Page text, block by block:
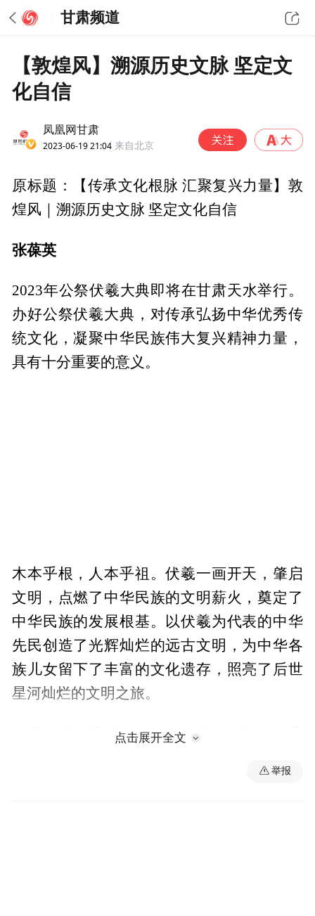
甘肃频道
【敦煌风】溯源历史文脉 坚定文
化自信
凤凰网甘肃
2023-06-19 21:04 来自北京
原标题：【传承文化根脉 汇聚复兴力量】敦
煌风｜溯源历史文脉 坚定文化自信
张葆英
2023年公祭伏羲大典即将在甘肃天水举行。
办好公祭伏羲大典，对传承弘扬中华优秀传
统文化，凝聚中华民族伟大复兴精神力量，
具有十分重要的意义。
木本乎根，人本乎祖。伏羲一画开天，肇启
文明，点燃了中华民族的文明薪火，奠定了
中华民族的发展根基。以伏羲为代表的中华
先民创造了光辉灿烂的远古文明，为中华各
族儿女留下了丰富的文化遗存，照亮了后世
星河灿烂的文明之旅。
关于伏羲的记载，在先秦时期就出现在诸子
在雷泽踩巨人足印有感而孕，“历十二年而生
点击展开全文
举报